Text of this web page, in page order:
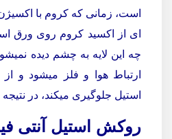
است، زمانی که کروم با
ای از اکسید کروم روی ورق
چه این لایه به چشم دیده
ارتباط هوا و فلز میشود و
استیل جلوگیری میکند، در
روکش استیل آنتی